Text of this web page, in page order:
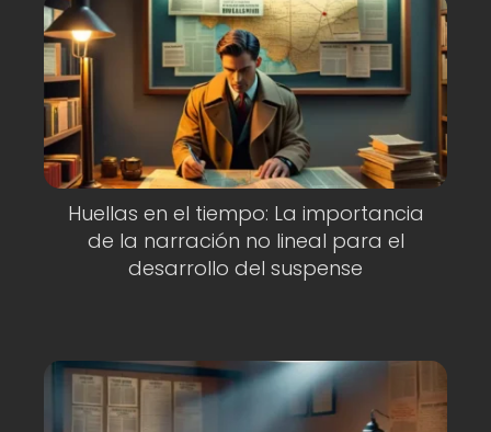
Huellas en el tiempo: La importancia
de la narración no lineal para el
desarrollo del suspense